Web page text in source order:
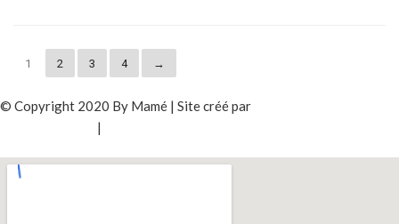
1 2 3 4 →
© Copyright 2020 By Mamé | Site créé par
|